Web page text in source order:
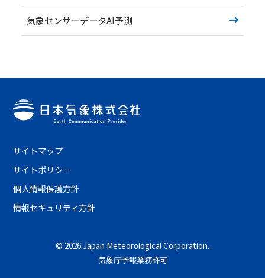
会社概要
スカイスポーツ支援
技術情報
採用情報
事例紹介
お問い合わせ
気象センサーデータAI予測
© 2026 Japan Meteorological Corporation.
気象庁予報業務許可
サイトマップ
サイトポリシー
個人情報保護方針
情報セキュリティ方針